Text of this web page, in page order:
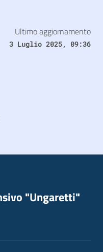
Ultimo aggiornamento
3 Luglio 2025, 09:36
"Ungaretti"